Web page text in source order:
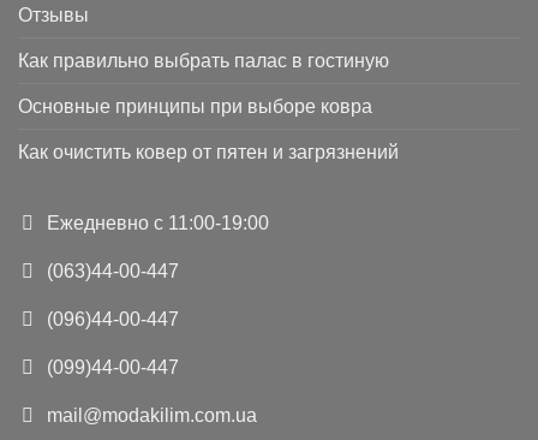
Отзывы
Как правильно выбрать палас в гостиную
Основные принципы при выборе ковра
Как очистить ковер от пятен и загрязнений
Ежедневно с 11:00-19:00
(063)44-00-447
(096)44-00-447
(099)44-00-447
mail@modakilim.com.ua